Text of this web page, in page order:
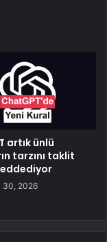
artık ünlü
tarzını taklit
30, 2026